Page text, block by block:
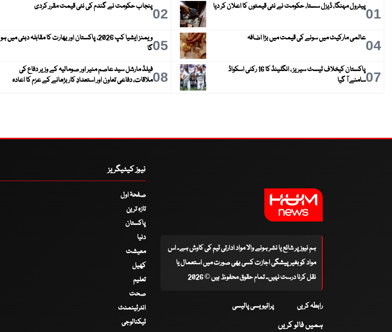
01پیٹرول مہنگا، ڈیزل سستا، حکومت نے نئی قیمتوں کا اعلان کر دیا 02پنجاب حکومت نے گندم کی نئی قیمت مقرر کردی
04عالمی مارکیٹ میں سونے کی قیمت میں بڑا اضافہ 05
ویمنز ایشیا کپ 2026، پاکستان اور بھارت کا مقابلہ دبئی میں ہو
گا
07
پاکستان کیخلاف ٹیسٹ سیریز ، انگلینڈ کا 16 رکنی اسکواڈ
سامنے آ گیا
08فیلڈ مارشل سید عاصم منیر اور صومالیہ کے وزیر دفاع کی
ملاقات، دفاعی تعاون اور استعدادِ کار بڑھانے کے عزم کا اعادہ
ہم نیوز پر شائع یا نشر ہونے والا مواد ادارتی ٹیم کی کاوش ہے۔ اس
مواد کو بغیر پیشگی اجازت کسی بھی صورت میں استعمال یا
نقل کرنا درست نہیں۔ تمام حقوق محفوظ ہیں © 2026
رابطہ کریں پرائیویسی پالیسی
ہمیں فالو کریں
نیوز کیٹیگریز
صفحۂ اول
تازہ ترین
پاکستان
دنیا
معیشت
کھیل
تعلیم
صحت
انٹرٹینمنٹ
ٹیکنالوجی